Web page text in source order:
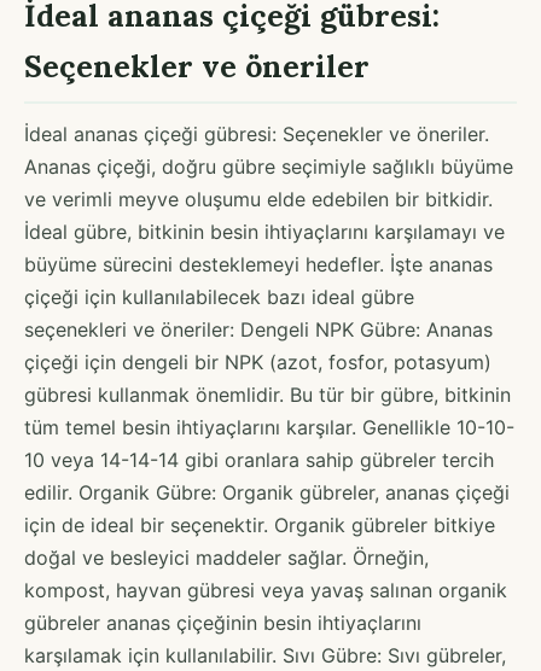
İdeal ananas çiçeği gübresi:
Seçenekler ve öneriler
İdeal ananas çiçeği gübresi: Seçenekler ve öneriler.
Ananas çiçeği, doğru gübre seçimiyle sağlıklı büyüme
ve verimli meyve oluşumu elde edebilen bir bitkidir.
İdeal gübre, bitkinin besin ihtiyaçlarını karşılamayı ve
büyüme sürecini desteklemeyi hedefler. İşte ananas
çiçeği için kullanılabilecek bazı ideal gübre
seçenekleri ve öneriler: Dengeli NPK Gübre: Ananas
çiçeği için dengeli bir NPK (azot, fosfor, potasyum)
gübresi kullanmak önemlidir. Bu tür bir gübre, bitkinin
tüm temel besin ihtiyaçlarını karşılar. Genellikle 10-10-
10 veya 14-14-14 gibi oranlara sahip gübreler tercih
edilir. Organik Gübre: Organik gübreler, ananas çiçeği
için de ideal bir seçenektir. Organik gübreler bitkiye
doğal ve besleyici maddeler sağlar. Örneğin,
kompost, hayvan gübresi veya yavaş salınan organik
gübreler ananas çiçeğinin besin ihtiyaçlarını
karşılamak için kullanılabilir. Sıvı Gübre: Sıvı gübreler,